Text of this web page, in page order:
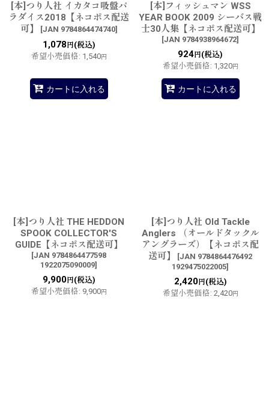
[本]つり人社 イカタコ吸盤パ
ラダイス2018【ネコポス配送
可】
[JAN 9784864474740]
1,078 円(税込)
希望小売価格: 1,540円
カートに入れる
[本]フィッシュマン WSS
YEAR BOOK 2009 シーバス戦
士30人集【ネコポス配送可】
[JAN 9784938964672]
924 円(税込)
希望小売価格: 1,320円
カートに入れる
[本]つり人社 THE HEDDON
SPOOK COLLECTOR'S
GUIDE【ネコポス配送可】
[JAN 9784864477598
1922075090009]
9,900円(税込)
希望小売価格: 9,900円
[本]つり人社 Old Tackle
Anglers （オールドタックル
アングラーズ）【ネコポス配
送可】
[JAN 9784864476492
1929475022005]
2,420円(税込)
希望小売価格: 2,420円